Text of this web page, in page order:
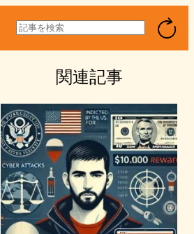
検
索
関連記事